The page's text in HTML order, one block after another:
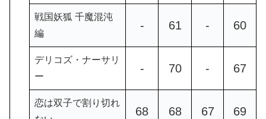
戦国妖狐 千魔混沌
編
- 61 - 60
デリコズ・ナーサリ
ー
- 70 - 67
恋は双子で割り切れ
68 68 67 69